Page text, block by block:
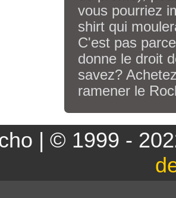
vous pourriez
shirt qui
C'est pas
donne le droit
savez?
ramener le
| © 1999 -